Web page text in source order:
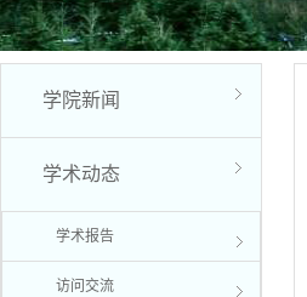
学院新闻
学术动态
学术报告
访问交流